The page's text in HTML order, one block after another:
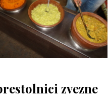
zvezne